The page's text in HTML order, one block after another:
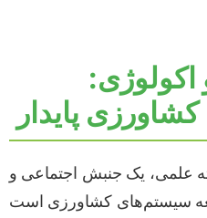
اکولوژی:
پایدار
علمی، یک جنبش اجتماعی و
سیستم‌های کشاورزی است